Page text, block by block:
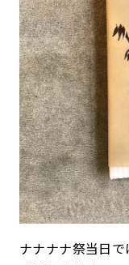
ナナナナ祭当日